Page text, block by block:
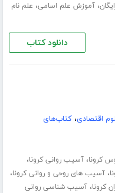
،آموزش علم اسامی، علم نام
دانلود کتاب
اقتصادی،کتاب‌های
کرونا،آسیب روانی کرونا،
،آسیب های روحی و روانی کرونا،
کرونا،آسیب شناسی روانی